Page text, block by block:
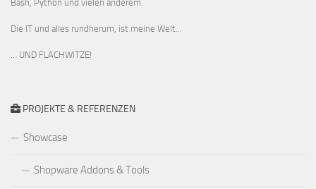
Bash, Python und vielen anderem.
Die IT und alles rundherum, ist meine Welt...
… UND FLACHWITZE!
PROJEKTE & REFERENZEN
Showcase
Shopware Addons & Tools